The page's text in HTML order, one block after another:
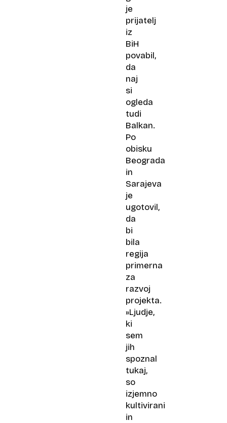
je
prijatelj
iz
BiH
povabil,
da
naj
si
ogleda
tudi
Balkan.
Po
obisku
Beograda
in
Sarajeva
je
ugotovil,
da
bi
bila
regija
primerna
za
razvoj
projekta.
»Ljudje,
ki
sem
jih
spoznal
tukaj,
so
izjemno
kultivirani
in